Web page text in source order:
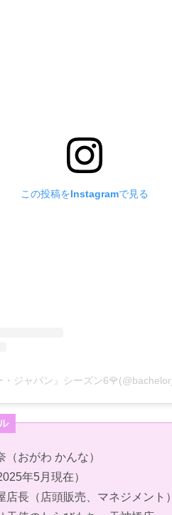
この投稿をInstagramで見る
（おがわ かんな）
年5月現在）
店長（店頭販売、マネジメント）